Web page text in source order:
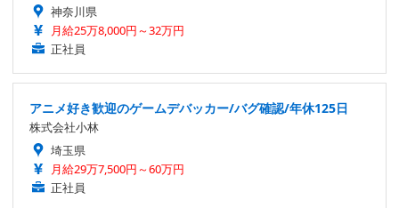
神奈川県
月給25万8,000円～32万円
正社員
アニメ好き歓迎のゲームデバッカー/バグ確認/年休125日
株式会社小林
埼玉県
月給29万7,500円～60万円
正社員